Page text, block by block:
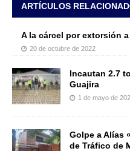
ARTÍCULOS
A la cárcel por extorsión
20 de octubre de 2022
Incautan 2.7
Guajira
1 de mayo de
Golpe a Alías
de Tráfico de